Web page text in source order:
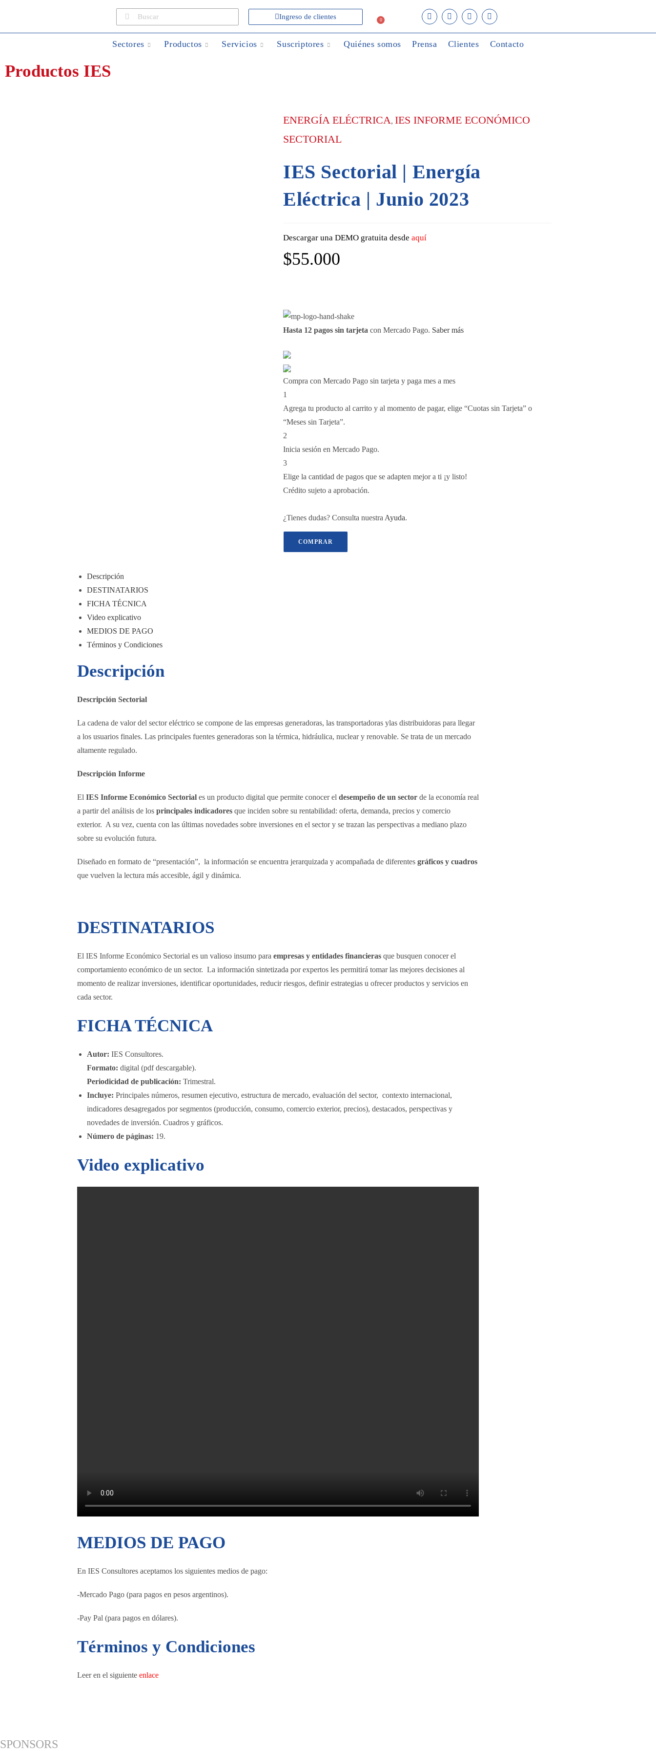
Ingreso de clientes 0
Sectores Productos Servicios Suscriptores Quiénes somos Prensa Clientes Contacto
Productos IES
ENERGÍA ELÉCTRICA, IES INFORME ECONÓMICO
SECTORIAL
IES Sectorial | Energía
Eléctrica | Junio 2023
Descargar una DEMO gratuita desde aquí
$55.000
Hasta 12 pagos sin tarjeta con Mercado Pago. Saber más
Compra con Mercado Pago sin tarjeta y paga mes a mes
1
Agrega tu producto al carrito y al momento de pagar, elige “Cuotas sin Tarjeta” o
“Meses sin Tarjeta”.
2
Inicia sesión en Mercado Pago.
3
Elige la cantidad de pagos que se adapten mejor a ti ¡y listo!
Crédito sujeto a aprobación.
¿Tienes dudas? Consulta nuestra Ayuda.
COMPRAR
Descripción
DESTINATARIOS
FICHA TÉCNICA
Video explicativo
MEDIOS DE PAGO
Términos y Condiciones
Descripción
Descripción Sectorial
La cadena de valor del sector eléctrico se compone de las empresas generadoras, las transportadoras ylas distribuidoras para llegar
a los usuarios finales. Las principales fuentes generadoras son la térmica, hidráulica, nuclear y renovable. Se trata de un mercado
altamente regulado.
Descripción Informe
El IES Informe Económico Sectoriales un producto digital que permite conocer el desempeño de un sectorde la economía real
a partir del análisis de los principales indicadoresque inciden sobre su rentabilidad: oferta, demanda, precios y comercio
exterior. A su vez, cuenta con las últimas novedades sobre inversiones en el sector y se trazan las perspectivas a mediano plazo
sobre su evolución futura.
Diseñado en formato de “presentación”, la información se encuentra jerarquizada y acompañada de diferentes gráficos y cuadros
que vuelven la lectura más accesible, ágil y dinámica.
DESTINATARIOS
El IES Informe Económico Sectorial es un valioso insumo para empresas y entidades financierasque busquen conocer el
comportamiento económico de un sector. La información sintetizada por expertos les permitirá tomar las mejores decisiones al
momento de realizar inversiones, identificar oportunidades, reducir riesgos, definir estrategias u ofrecer productos y servicios en
cada sector.
FICHA TÉCNICA
Autor: IES Consultores.
Formato: digital (pdf descargable).
Periodicidad de publicación: Trimestral.
Incluye: Principales números, resumen ejecutivo, estructura de mercado, evaluación del sector, contexto internacional,
indicadores desagregados por segmentos (producción, consumo, comercio exterior, precios), destacados, perspectivas y
novedades de inversión. Cuadros y gráficos.
Número de páginas: 19.
Video explicativo
MEDIOS DE PAGO
En IES Consultores aceptamos los siguientes medios de pago:
-Mercado Pago (para pagos en pesos argentinos).
-Pay Pal (para pagos en dólares).
Términos y Condiciones
Leer en el siguiente enlace
SPONSORS